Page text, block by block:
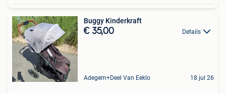
Buggy Kinderkraft
€ 35,00 Details
Adegem+Deel Van Eeklo 18 jul 26